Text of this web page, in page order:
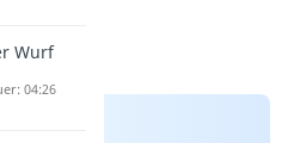
Wurf
04:26